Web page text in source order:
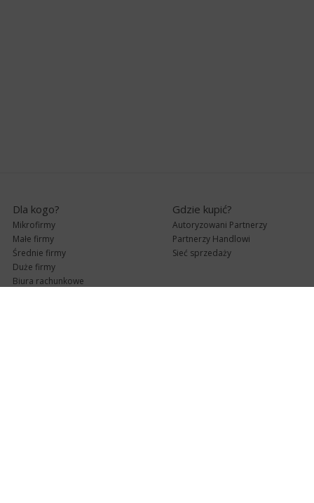
Dla kogo?
Mikrofirmy
Małe firmy
Średnie firmy
Duże firmy
Biura rachunkowe
Gdzie kupić?
Autoryzowani Partnerzy
Partnerzy Handlowi
Sieć sprzedaży